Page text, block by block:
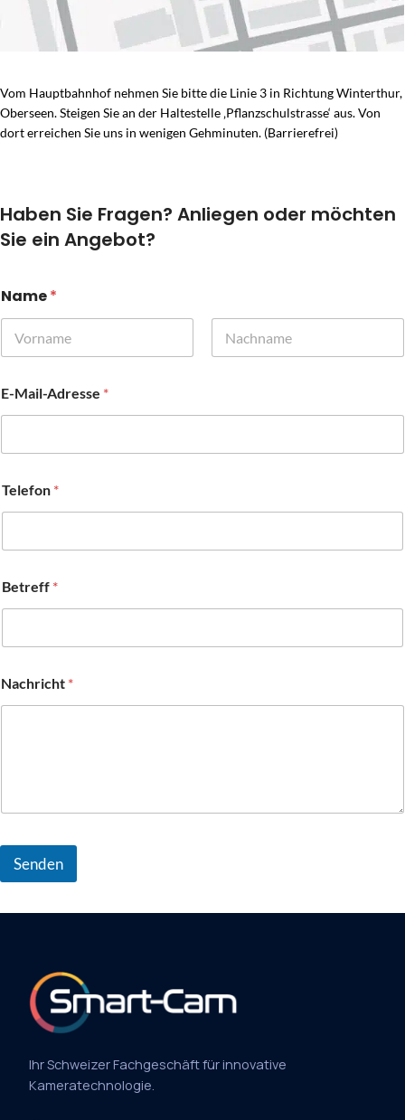
Vom Hauptbahnhof nehmen Sie bitte die Linie 3 in Richtung Winterthur,
Oberseen. Steigen Sie an der Haltestelle ‚Pflanzschulstrasse‘ aus. Von
dort erreichen Sie uns in wenigen Gehminuten. (Barrierefrei)
Haben Sie Fragen? Anliegen oder möchten
Sie ein Angebot?
Name*
E-Mail-Adresse *
Telefon *
Betreff *
Nachricht *
Senden
Ihr Schweizer Fachgeschäft für innovative
Kameratechnologie.